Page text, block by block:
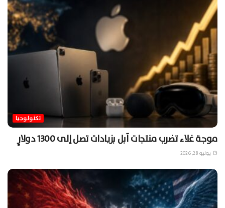
تكنولوجيا
موجة غلاء تضرب منتجات آبل بزيادات تصل إلى 1300 دولارٍ
يونيو 28, 2026